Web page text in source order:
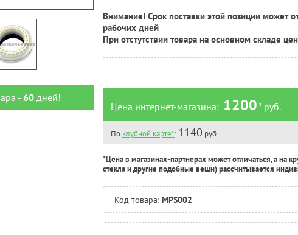
- 60дней!
Самара:
Под заказ
Тверь:
Внимание! Срок поставки этой позиции может
рабочих дней
При отстутствии товара на основном складе
Цена интернет-магазина: 1200* руб.
По клубной карте*: 1140 руб.
*Цена в магазинах-партнерах может отличаться, а на
стекла и другие подобные вещи) рассчитывается
Код товара: MPS002